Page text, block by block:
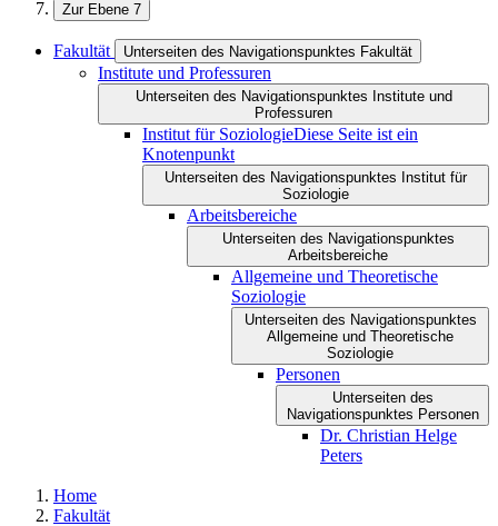
Zur Ebene 7
Fakultät Unterseiten des Navigationspunktes Fakultät
Institute und Professuren
Unterseiten des Navigationspunktes Institute und
Professuren
Institut für SoziologieDiese Seite ist ein
Knotenpunkt
Unterseiten des Navigationspunktes Institut für
Soziologie
Arbeitsbereiche
Unterseiten des Navigationspunktes
Arbeitsbereiche
Allgemeine und Theoretische
Soziologie
Unterseiten des Navigationspunktes
Allgemeine und Theoretische
Soziologie
Personen
Unterseiten des
Navigationspunktes Personen
Dr. Christian Helge
Peters
Home
Fakultät